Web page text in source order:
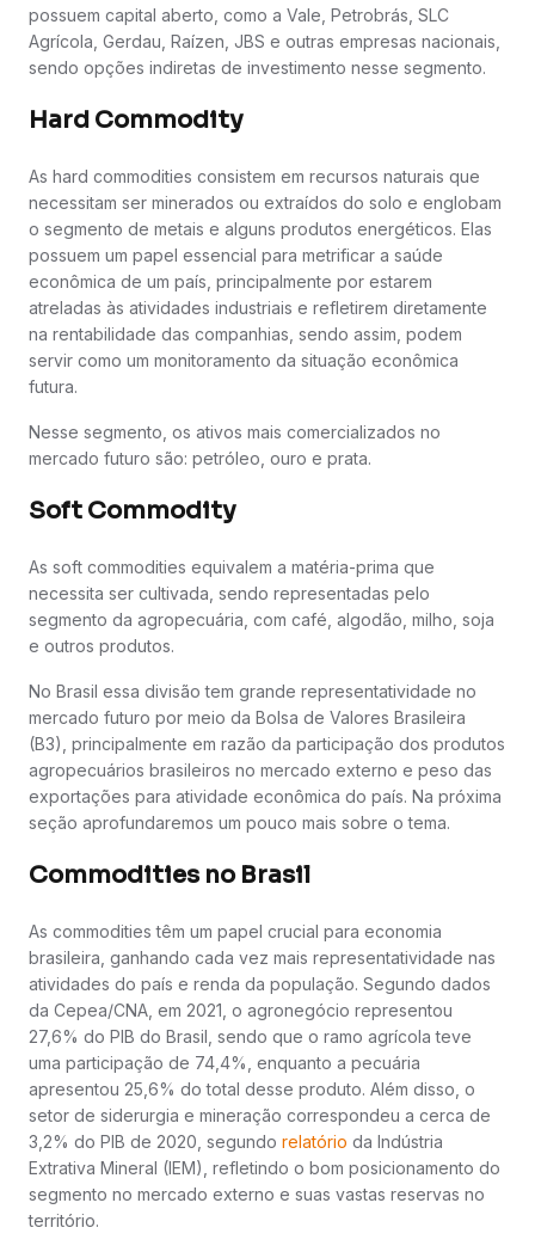
possuem capital aberto, como a Vale, Petrobrás, SLC
Agrícola, Gerdau, Raízen, JBS e outras empresas nacionais,
sendo opções indiretas de investimento nesse segmento.
Hard Commodity
As hard commodities consistem em recursos naturais que
necessitam ser minerados ou extraídos do solo e englobam
o segmento de metais e alguns produtos energéticos. Elas
possuem um papel essencial para metrificar a saúde
econômica de um país, principalmente por estarem
atreladas às atividades industriais e refletirem diretamente
na rentabilidade das companhias, sendo assim, podem
servir como um monitoramento da situação econômica
futura.
Nesse segmento, os ativos mais comercializados no
mercado futuro são: petróleo, ouro e prata.
Soft Commodity
As soft commodities equivalem a matéria-prima que
necessita ser cultivada, sendo representadas pelo
segmento da agropecuária, com café, algodão, milho, soja
e outros produtos.
No Brasil essa divisão tem grande representatividade no
mercado futuro por meio da Bolsa de Valores Brasileira
(B3), principalmente em razão da participação dos produtos
agropecuários brasileiros no mercado externo e peso das
exportações para atividade econômica do país. Na próxima
seção aprofundaremos um pouco mais sobre o tema.
Commodities no Brasil
As commodities têm um papel crucial para economia
brasileira, ganhando cada vez mais representatividade nas
atividades do país e renda da população. Segundo dados
da Cepea/CNA, em 2021, o agronegócio representou
27,6% do PIB do Brasil, sendo que o ramo agrícola teve
uma participação de 74,4%, enquanto a pecuária
apresentou 25,6% do total desse produto. Além disso, o
setor de siderurgia e mineração correspondeu a cerca de
3,2% do PIB de 2020, segundo relatório da Indústria
Extrativa Mineral (IEM), refletindo o bom posicionamento do
segmento no mercado externo e suas vastas reservas no
território.